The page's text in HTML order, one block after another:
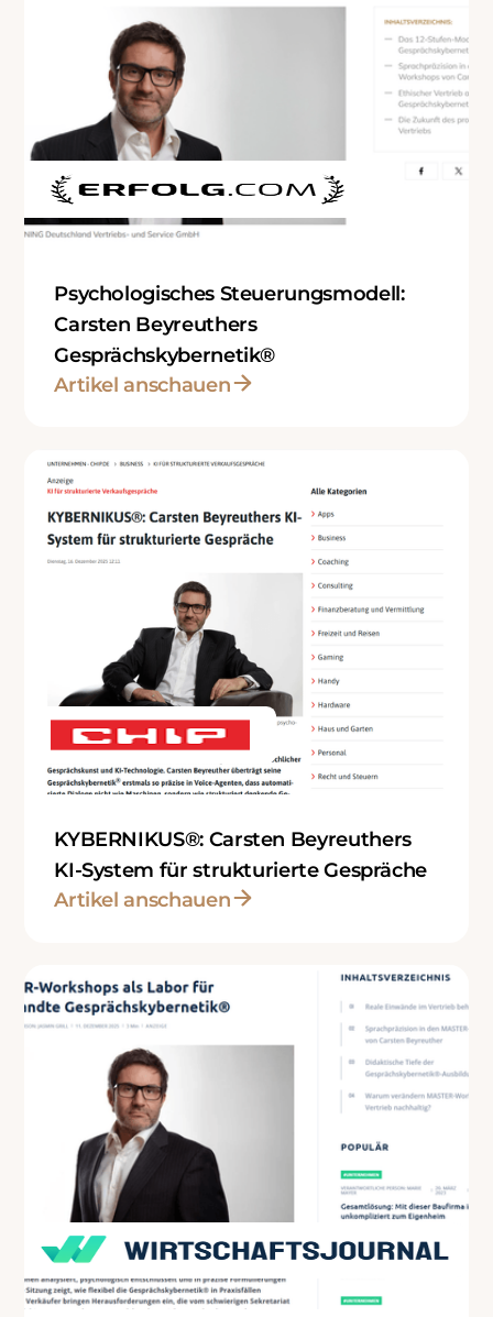
Psychologisches Steuerungsmodell:
Carsten Beyreuthers
Gesprächskybernetik®
Artikel anschauen
KYBERNIKUS®: Carsten Beyreuthers
KI-System für strukturierte Gespräche
Artikel anschauen